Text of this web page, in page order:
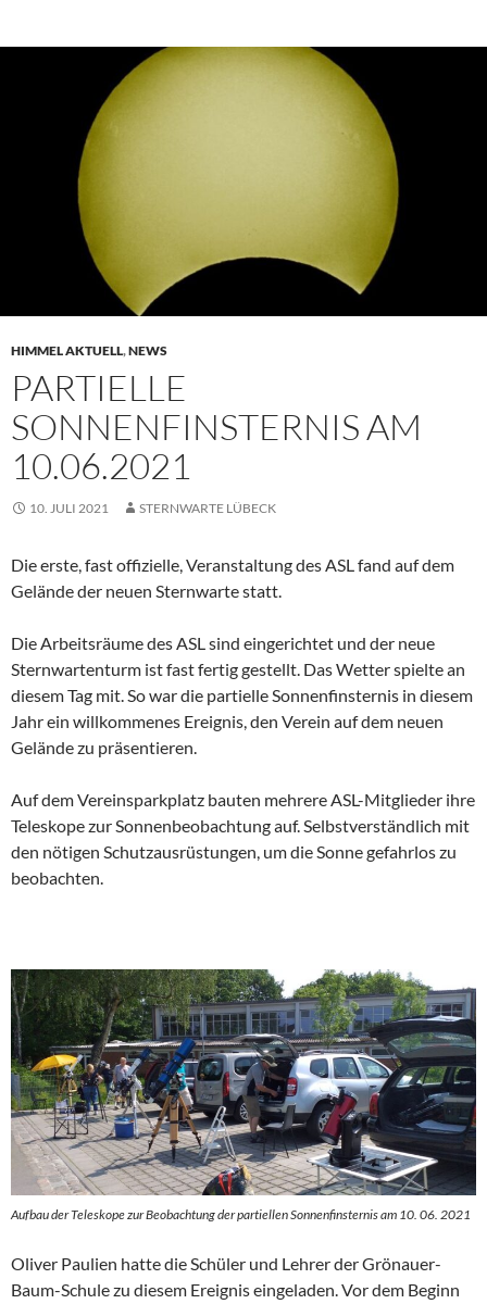
HIMMEL AKTUELL,NEWS
PARTIELLE
SONNENFINSTERNIS AM
10.06.2021
10. JULI 2021 STERNWARTE LÜBECK
Die erste, fast offizielle, Veranstaltung des ASL fand auf dem
Gelände der neuen Sternwarte statt.
Die Arbeitsräume des ASL sind eingerichtet und der neue
Sternwartenturm ist fast fertig gestellt. Das Wetter spielte an
diesem Tag mit. So war die partielle Sonnenfinsternis in diesem
Jahr ein willkommenes Ereignis, den Verein auf dem neuen
Gelände zu präsentieren.
Auf dem Vereinsparkplatz bauten mehrere ASL-Mitglieder ihre
Teleskope zur Sonnenbeobachtung auf. Selbstverständlich mit
den nötigen Schutzausrüstungen, um die Sonne gefahrlos zu
beobachten.
Aufbau der Teleskope zur Beobachtung der partiellen Sonnenfinsternis am 10. 06. 2021
Oliver Paulien hatte die Schüler und Lehrer der Grönauer-
Baum-Schule zu diesem Ereignis eingeladen. Vor dem Beginn